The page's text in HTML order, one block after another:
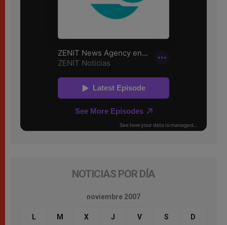
NOTICIAS POR DÍA
noviembre 2007
L M X J V S D